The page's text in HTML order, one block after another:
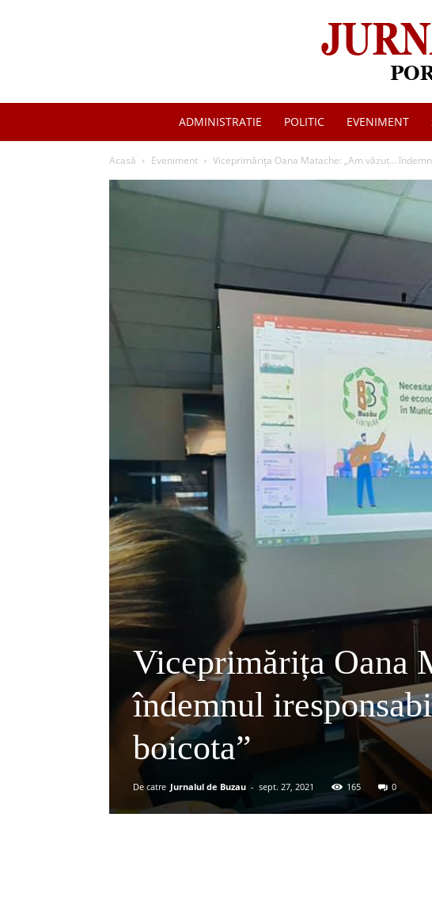
ADMINISTRATIE POLITIC EVENIMENT
Acasă Eveniment Viceprimărița Oana Matache: „Am văzut…
Viceprimărița Oana
îndemnul
boicota”
De catre Jurnalul de Buzau - sept. 27, 2021 165 0